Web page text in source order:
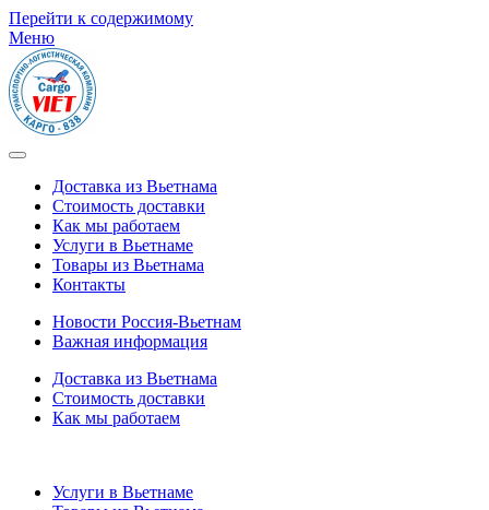
Перейти к содержимому
Меню
Доставка из Вьетнама
Стоимость доставки
Как мы работаем
Услуги в Вьетнаме
Товары из Вьетнама
Контакты
Новости Россия-Вьетнам
Важная информация
Доставка из Вьетнама
Стоимость доставки
Как мы работаем
Услуги в Вьетнаме